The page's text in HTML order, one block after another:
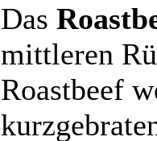
Das
mittleren
Roastbeef